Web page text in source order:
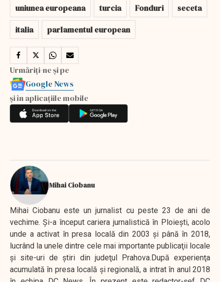
uniunea europeana turcia Fonduri
seceta
italia
parlamentul european
Urmăriți-ne și pe
Google News
și în aplicațiile mobile
Mihai Ciobanu
Mihai Ciobanu este un jurnalist cu peste 23 de ani de
vechime. Şi-a început cariera jurnalistică în Ploieşti, acolo
unde a activat în presa locală din 2003 şi până în 2018,
lucrând la unele dintre cele mai importante publicaţii locale
şi site-uri de ştiri din judeţul Prahova.După experienţa
acumulată în presa locală şi regională, a intrat în anul 2018